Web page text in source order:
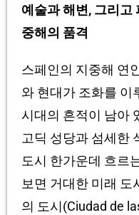
예술과 해변, 그리고
중해의 품격
스페인의 지중해 연
와 현대가 조화를 이
시대의 흔적이 남아
고딕 성당과 섬세한
도시 한가운데 흐르
보면 거대한 미래 도
의 도시(Ciudad de